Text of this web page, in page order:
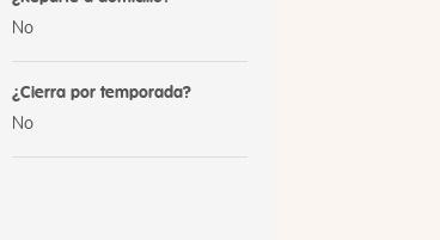
No
¿Cierra por temporada?
No